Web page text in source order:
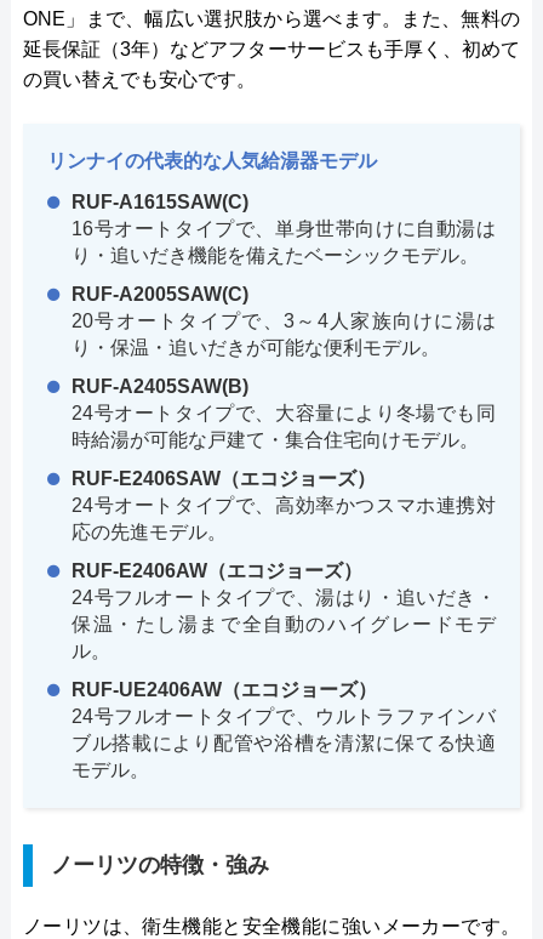
ONE」まで、幅広い選択肢から選べます。また、無料の
延長保証（3年）などアフターサービスも手厚く、初めて
の買い替えでも安心です。
リンナイの代表的な人気給湯器モデル
RUF-A1615SAW(C)
16号オートタイプで、単身世帯向けに自動湯は
り・追いだき機能を備えたベーシックモデル。
RUF-A2005SAW(C)
20号オートタイプで、3～4人家族向けに湯は
り・保温・追いだきが可能な便利モデル。
RUF-A2405SAW(B)
24号オートタイプで、大容量により冬場でも同
時給湯が可能な戸建て・集合住宅向けモデル。
RUF-E2406SAW（エコジョーズ）
24号オートタイプで、高効率かつスマホ連携対
応の先進モデル。
RUF-E2406AW（エコジョーズ）
24号フルオートタイプで、湯はり・追いだき・
保温・たし湯まで全自動のハイグレードモデ
ル。
RUF-UE2406AW（エコジョーズ）
24号フルオートタイプで、ウルトラファインバ
ブル搭載により配管や浴槽を清潔に保てる快適
モデル。
ノーリツの特徴・強み
ノーリツは、衛生機能と安全機能に強いメーカーです。